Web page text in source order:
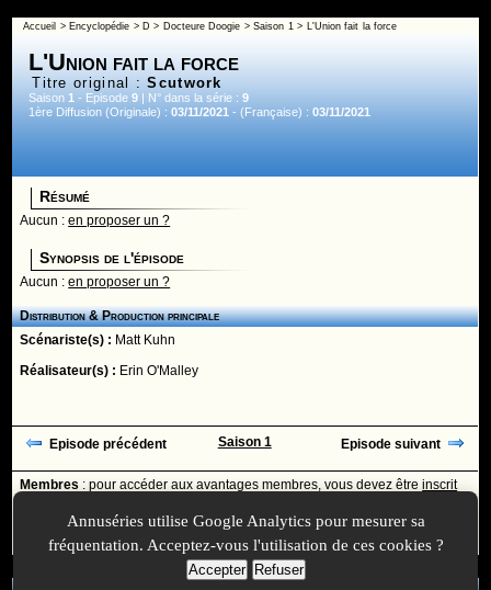
Accueil > Encyclopédie > D > Docteure Doogie >Saison 1> L'Union fait la force
L'Union fait la force
Titre original :Scutwork
Saison1 - Episode9 | N° dans la série :9
1ère Diffusion (Originale) :03/11/2021 - (Française) :03/11/2021
Résumé
Aucun :en proposer un ?
Synopsis de l'épisode
Aucun :en proposer un ?
Distribution & Production principale
Scénariste(s) : Matt Kuhn
Réalisateur(s) : Erin O'Malley
Episode précédent Saison 1 Episode suivant
Membres : pour accéder aux avantages membres, vous devez êtreinscrit
Ajoutée le :30/11/-0001 à 00:00 -Mise à jour le :14/03/2022 à 13:38
Annuséries utilise Google Analytics pour mesurer sa
fréquentation. Acceptez-vous l'utilisation de ces cookies ?
Accepter Refuser